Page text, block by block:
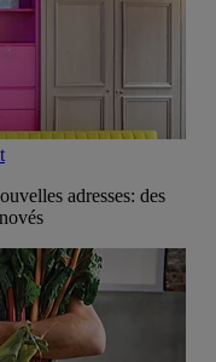
adresses: des